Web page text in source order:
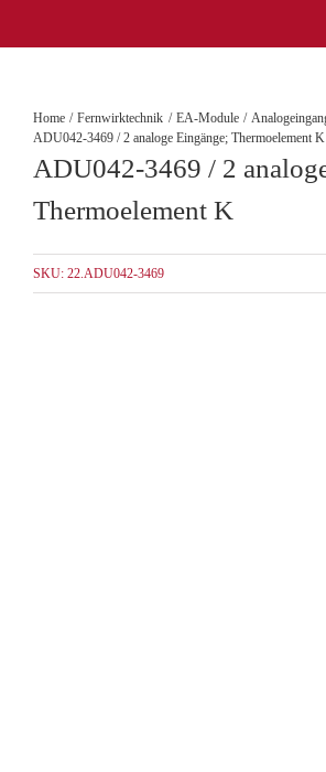
Inhalt
Service
Lösungen & Märkte
Referenzen
Home Fernwirktechnik EA-Module
ADU042-3469 / 2 analoge Eingänge; Thermoelement K
ADU042-3469 / 2
Thermoelement K
SKU: 22.ADU042-3469